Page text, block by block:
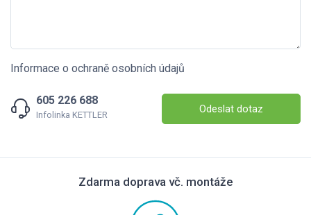
Informace o ochraně osobních údajů
605 226 688
Infolinka KETTLER Odeslat dotaz
Zdarma doprava vč. montáže